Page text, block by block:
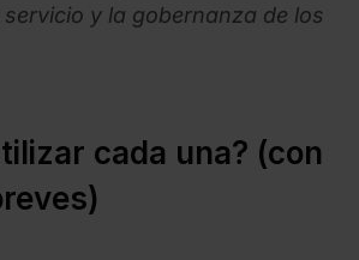
y la gobernanza de los
cada una? (con